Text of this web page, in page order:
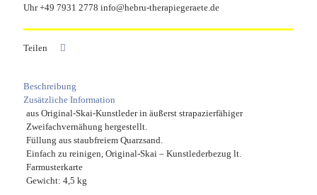
Uhr +49 7931 2778 info@hebru-therapiegeraete.de
Teilen
Beschreibung
Zusätzliche Information
aus Original-Skai-Kunstleder in äußerst strapazierfähiger
Zweifachvernähung hergestellt.
Füllung aus staubfreiem Quarzsand.
Einfach zu reinigen, Original-Skai – Kunstlederbezug lt.
Farmusterkarte
Gewicht: 4,5 kg